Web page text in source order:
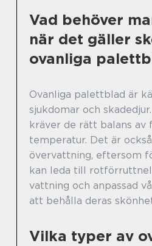
Vad behöver
när det gäller
ovanliga
Ovanliga palettblad är
sjukdomar och
kräver de rätt balans av
temperatur. Det är
övervattning, eftersom
kan leda till
vattning och anpassad
att behålla deras
Vilka typer av